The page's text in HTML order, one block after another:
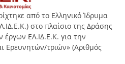
από το Ελληνικό Ίδρυμα
στο πλαίσιο της Δράσης
ΕΛ.ΙΔ.Ε.Κ. για την
Ερευνητών/τριών» (Αριθμός